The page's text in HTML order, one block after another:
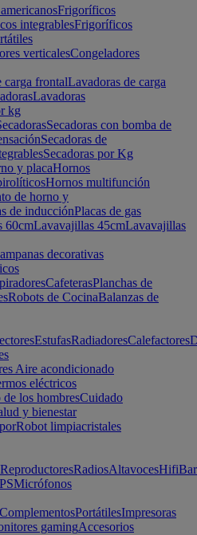
Frigoríficos
integrablesFrigoríficos
verticalesCongeladores
carga frontalLavadoras de carga
Lavadoras
kg
Secadoras con bomba de
Secadoras de
Secadoras por Kg
y placaHornos
Hornos multifunción
de horno y
de inducciónPlacas de gas
60cmLavavajillas 45cmLavavajillas
decorativas
CafeterasPlanchas de
Robots de CocinaBalanzas de
EstufasRadiadoresCalefactores
Aire acondicionado
eléctricos
los hombresCuidado
y bienestar
Robot limpiacristales
ReproductoresRadiosAltavocesHifi
Micrófonos
ComplementosPortátilesImpresoras
gamingAccesorios